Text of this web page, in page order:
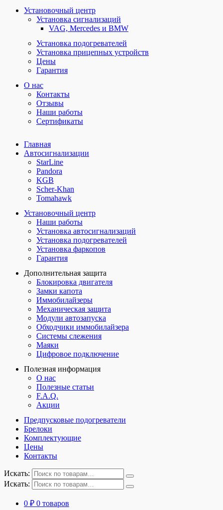
Установочный центр
Установка сигнализаций
VAG, Mercedes и BMW
Установка подогревателей
Установка прицепных устройств
Цены
Гарантия
О нас
Контакты
Отзывы
Наши работы
Сертификаты
Главная
Автосигнализации
StarLine
Pandora
KGB
Scher-Khan
Tomahawk
Установочный центр
Наши работы
Установка автосигнализаций
Установка подогревателей
Установка фаркопов
Гарантия
Дополнительная защита
Блокировка двигателя
Замки капота
Иммобилайзеры
Механическая защита
Модули автозапуска
Обходчики иммобилайзера
Системы слежения
Маяки
Цифровое подключение
Полезная информация
О нас
Полезные статьи
F.A.Q.
Акции
Предпусковые подогреватели
Брелоки
Комплектующие
Цены
Контакты
Искать:
Искать:
0 ₽ 0 товаров